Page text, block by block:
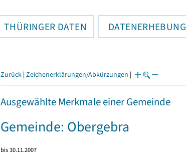
THÜRINGER DATEN DATENERHEBUNG
Zurück | Zeichenerklärungen/Abkürzungen |
Ausgewählte Merkmale einer Gemeinde
Gemeinde: Obergebra
bis 30.11.2007